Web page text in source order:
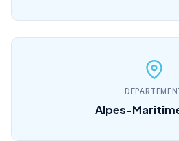
Alpes-